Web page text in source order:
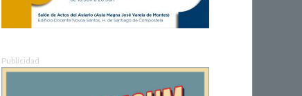
Publicidad